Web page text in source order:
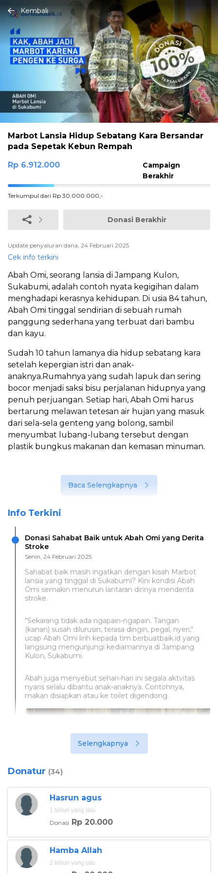
Kembali
Marbot Lansia Hidup Sebatang Kara Bersandar
pada Sepetak Kebun Rempah
Rp 6.912.000
Campaign
Berakhir
23.04%
Complete
Terkumpul dari Rp 30.000.000,-
Donasi Berakhir
Update penyaluran dana, 24 Februari 2025
Cek info terkini
Abah Omi, seorang lansia di Jampang Kulon,
Sukabumi, adalah contoh nyata kegigihan dalam
menghadapi kerasnya kehidupan. Di usia 84 tahun,
Abah Omi tinggal sendirian di sebuah rumah
panggung sederhana yang terbuat dari bambu
dan kayu.
Sudah 10 tahun lamanya dia hidup sebatang kara
setelah kepergian istri dan anak-
anaknya.Rumahnya yang sudah lapuk dan sering
bocor menjadi saksi bisu perjalanan hidupnya yang
penuh perjuangan. Setiap hari, Abah Omi harus
bertarung melawan tetesan air hujan yang masuk
dari sela-sela genteng yang bolong, sambil
menyumbat lubang-lubang tersebut dengan
plastik bungkus makanan dan kemasan minuman.
Baca Selengkapnya
Info Terkini
Donasi Sahabat Baik untuk Abah Omi yang Derita
Stroke
Senin, 24 Februari 2025
Sahabat baik masih ingatkan dengan kisah Marbot
lansia yang tinggal di Sukabumi? Kini kondisi Abah
Omi semakin menurun lantaran dirinya menderita
stroke.
"Sekarang tidak ada ngapain-ngapain. Tangan
(kanan) susah dilurusin, terasa dingin, pegal, nyeri,"
ucap Abah Omi lirih kepada tim berbuatbaik.id yang
langsung mengunjungi kediamannya di Jampang
Kulon, Sukabumi.
Abah juga menyebut sehari-hari ini segala aktvitas
nyaris selalu dibantu anak-anaknya. Contohnya,
makan disiapkan atau ke toilet digendong.
Selengkapnya
Donatur (34)
Hasrun agus
1 tahun yang lalu
Donasi Rp 20.000
Hamba Allah
2 tahun yang lalu